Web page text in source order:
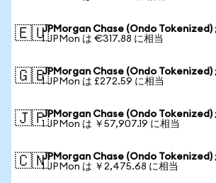
🇪🇺JPMorgan Chase (Ondo Tokenized)
1 JPMon は €317.88 に相当
🇬🇧JPMorgan Chase (Ondo Tokenized)
1 JPMon は £272.59 に相当
🇯🇵JPMorgan Chase (Ondo Tokenized)
1 JPMon は ￥57,907.19 に相当
🇨🇳JPMorgan Chase (Ondo Tokenized)
1 JPMon は ￥2,475.68 に相当